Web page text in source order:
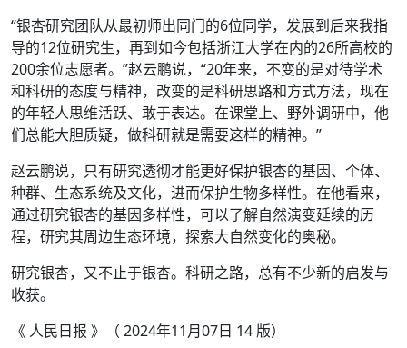
“银杏研究团队从最初师出同门的6位同学，发展到后来我指
导的12位研究生，再到如今包括浙江大学在内的26所高校的
200余位志愿者。”赵云鹏说，“20年来，不变的是对待学术
和科研的态度与精神，改变的是科研思路和方式方法，现在
的年轻人思维活跃、敢于表达。在课堂上、野外调研中，他
们总能大胆质疑，做科研就是需要这样的精神。”
赵云鹏说，只有研究透彻才能更好保护银杏的基因、个体、
种群、生态系统及文化，进而保护生物多样性。在他看来，
通过研究银杏的基因多样性，可以了解自然演变延续的历
程，研究其周边生态环境，探索大自然变化的奥秘。
研究银杏，又不止于银杏。科研之路，总有不少新的启发与
收获。
《 人民日报 》（ 2024年11月07日 14 版）